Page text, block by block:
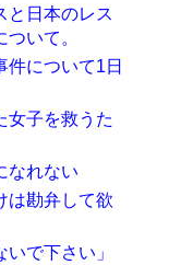
と日本のレス
いて。
件について1日
女子を救うた
なれない
は勘弁して欲
で下さい」